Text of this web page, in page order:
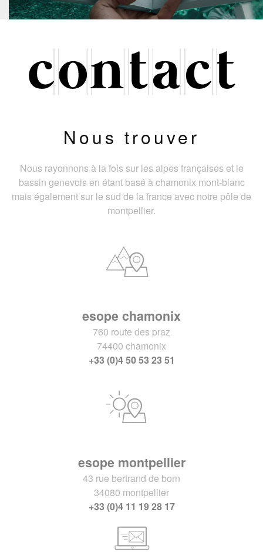
Nous trouver
Nous rayonnons à la fois sur les alpes françaises et le
bassin genevois en étant basé à chamonix mont-blanc
mais également sur le sud de la france avec notre pôle de
montpellier.
esope chamonix
760 route des praz
74400 chamonix
+33 (0)4 50 53 23 51
esope montpellier
43 rue bertrand de born
34080 montpellier
+33 (0)4 11 19 28 17